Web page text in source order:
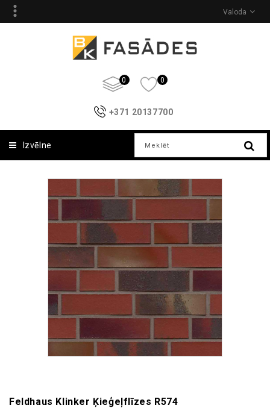
Valoda
0 0
+371 20137700
Izvēlne
Feldhaus Klinker Ķieģeļflīzes R574